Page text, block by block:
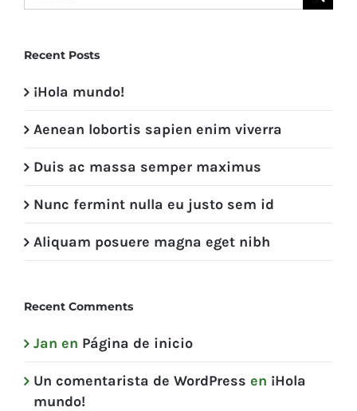
Recent Posts
¡Hola mundo!
Aenean lobortis sapien enim viverra
Duis ac massa semper maximus
Nunc fermint nulla eu justo sem id
Aliquam posuere magna eget nibh
Recent Comments
Jan en Página de inicio
Un comentarista de WordPress en ¡Hola
mundo!